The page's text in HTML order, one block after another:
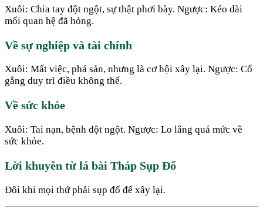
Xuôi: Chia tay đột ngột, sự thật phơi bày. Ngược: Kéo dài
mối quan hệ đã hỏng.
Về sự nghiệp và tài chính
Xuôi: Mất việc, phá sản, nhưng là cơ hội xây lại. Ngược: Cố
gắng duy trì điều không thể.
Về sức khỏe
Xuôi: Tai nạn, bệnh đột ngột. Ngược: Lo lắng quá mức về
sức khỏe.
Lời khuyên từ lá bài Tháp Sụp Đổ
Đôi khi mọi thứ phải sụp đổ để xây lại.